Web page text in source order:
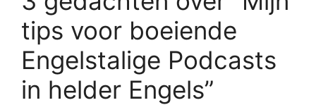
tips voor boeiende
Engelstalige Podcasts
in helder Engels”